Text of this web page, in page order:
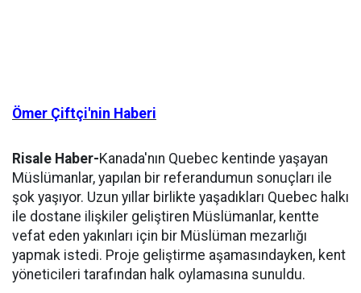
Ömer Çiftçi'nin Haberi
Risale Haber-Kanada'nın Quebec kentinde yaşayan
Müslümanlar, yapılan bir referandumun sonuçları ile
şok yaşıyor. Uzun yıllar birlikte yaşadıkları Quebec halkı
ile dostane ilişkiler geliştiren Müslümanlar, kentte
vefat eden yakınları için bir Müslüman mezarlığı
yapmak istedi. Proje geliştirme aşamasındayken, kent
yöneticileri tarafından halk oylamasına sunuldu.